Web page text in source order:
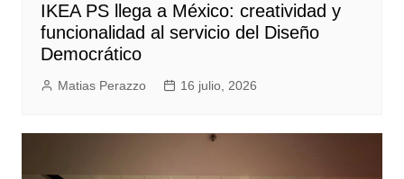
IKEA PS llega a México: creatividad y
funcionalidad al servicio del Diseño
Democrático
Matias Perazzo 16 julio, 2026